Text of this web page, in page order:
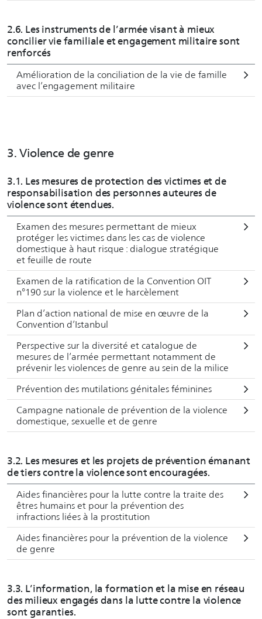
2.6. Les instruments de l’armée visant à mieux
concilier vie familiale et engagement militaire sont
renforcés
Amélioration de la conciliation de la vie de famille
avec l’engagement militaire
3. Violence de genre
3.1. Les mesures de protection des victimes et de
responsabilisation des personnes auteures de
violence sont étendues.
Examen des mesures permettant de mieux
protéger les victimes dans les cas de violence
domestique à haut risque : dialogue stratégique
et feuille de route
Examen de la ratification de la Convention OIT
n°190 sur la violence et le harcèlement
Plan d’action national de mise en œuvre de la
Convention d’Istanbul
Perspective sur la diversité et catalogue de
mesures de l’armée permettant notamment de
prévenir les violences de genre au sein de la milice
Prévention des mutilations génitales féminines
Campagne nationale de prévention de la violence
domestique, sexuelle et de genre
3.2. Les mesures et les projets de prévention émanant
de tiers contre la violence sont encouragées.
Aides financières pour la lutte contre la traite des
êtres humains et pour la prévention des
infractions liées à la prostitution
Aides financières pour la prévention de la violence
de genre
3.3. L’information, la formation et la mise en réseau
des milieux engagés dans la lutte contre la violence
sont garanties.